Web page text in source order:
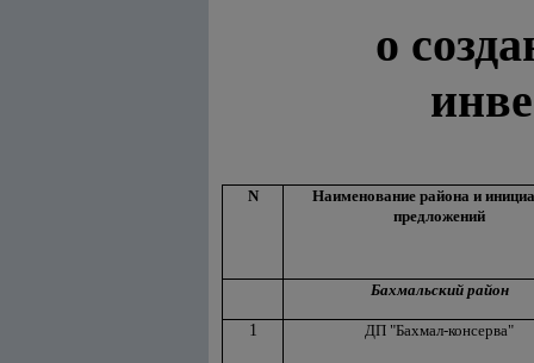
о
N
Наименование района и
предложений
Бахмальский район
1 ДП "Бахмал-консерва"